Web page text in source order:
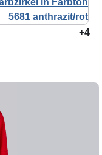
+4